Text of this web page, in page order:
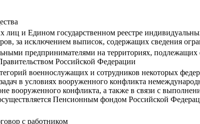
и Едином государственном реестре
за исключением выписок, содержащих сведения
предпринимателями на территориях,
Российской Федерации
военнослужащих и сотрудников некоторых
в условиях вооруженного конфликта
вооруженного конфликта, а также в связи с
Пенсионным фондом Российской
с работником